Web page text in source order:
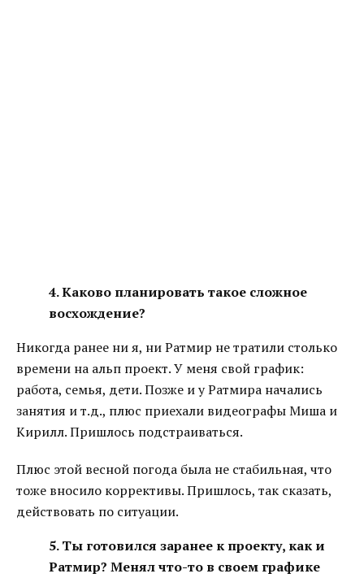
4. Каково планировать такое сложное
восхождение?
Никогда ранее ни я, ни Ратмир не тратили столько
времени на альп проект. У меня свой график:
работа, семья, дети. Позже и у Ратмира начались
занятия и т.д., плюс приехали видеографы Миша и
Кирилл. Пришлось подстраиваться.
Плюс этой весной погода была не стабильная, что
тоже вносило коррективы. Пришлось, так сказать,
действовать по ситуации.
5. Ты готовился заранее к проекту, как и
Ратмир? Менял что-то в своем графике